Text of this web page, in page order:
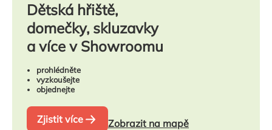
Dětská hřiště,
domečky, skluzavky
a více v Showroomu
prohlédněte
vyzkoušejte
objednejte
Zjistit více Zobrazit na mapě